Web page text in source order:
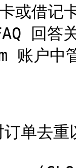
或借记
回答
户中
单去